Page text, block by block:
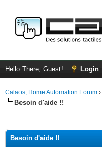
Hello There, Guest! Login
Calaos, Home Automation Forum ›
Besoin d'aide !!
Besoin d'aide !!